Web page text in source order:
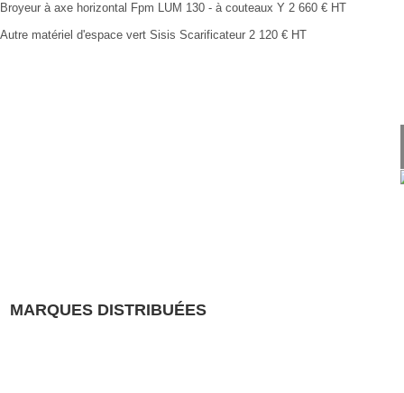
Broyeur à axe horizontal Fpm LUM 130 - à couteaux Y 2 660 € HT
Autre matériel d'espace vert Sisis Scarificateur 2 120 € HT
MARQUES DISTRIBUÉES